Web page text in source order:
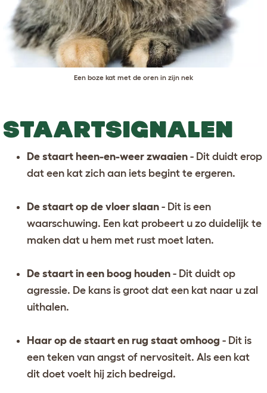
Een boze kat met de oren in zijn nek
STAARTSIGNALEN
De staart heen-en-weer zwaaien - Dit duidt erop
dat een kat zich aan iets begint te ergeren.
De staart op de vloer slaan - Dit is een
waarschuwing. Een kat probeert u zo duidelijk te
maken dat u hem met rust moet laten.
De staart in een boog houden - Dit duidt op
agressie. De kans is groot dat een kat naar u zal
uithalen.
Haar op de staart en rug staat omhoog - Dit is
een teken van angst of nervositeit. Als een kat
dit doet voelt hij zich bedreigd.